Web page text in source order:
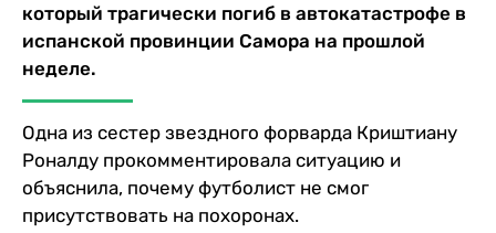
который трагически погиб в автокатастрофе в
испанской провинции Самора на прошлой
неделе.
Одна из сестер звездного форварда Криштиану
Роналду прокомментировала ситуацию и
объяснила, почему футболист не смог
присутствовать на похоронах.